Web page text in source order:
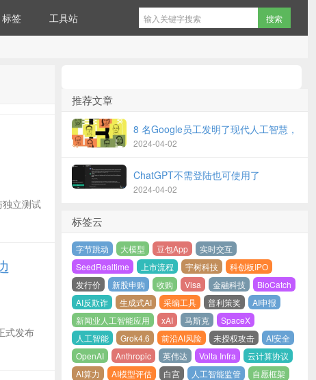
标签 工具站
立测试
式发布
推荐文章
8 名Google员工发明了现代人工智慧，
2024-04-02
ChatGPT不需登陆也可使用了
2024-04-02
标签云
字节跳动 大模型 豆包App
实时交互
SeedRealtime
上市流程 宇树科技
科创板IPO
发行价
新股申购 收购 Visa 金融科技
BioCatch
AI反欺诈
生成式AI 采编工具 普利策奖
AI申报
新闻业人工智能应用
xAI 马斯克
SpaceX
人工智能
Grok4.6 前沿AI风险 未授权攻击
AI安全
OpenAI
Anthropic 英伟达 Volta Infra
云计算协议
AI算力
AI模型评估 白宫 人工智能监管
自愿框架